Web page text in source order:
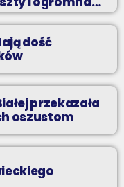
dość
przekazała
oszustom